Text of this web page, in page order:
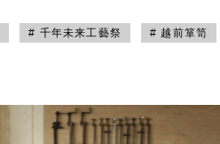
# 千年未来工藝祭 # 越前箪笥